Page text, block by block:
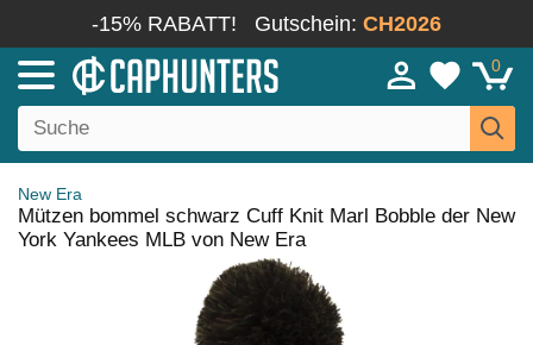
-15% RABATT! Gutschein: CH2026
0
New Era
Mützen bommel schwarz Cuff Knit Marl Bobble der New
York Yankees MLB von New Era